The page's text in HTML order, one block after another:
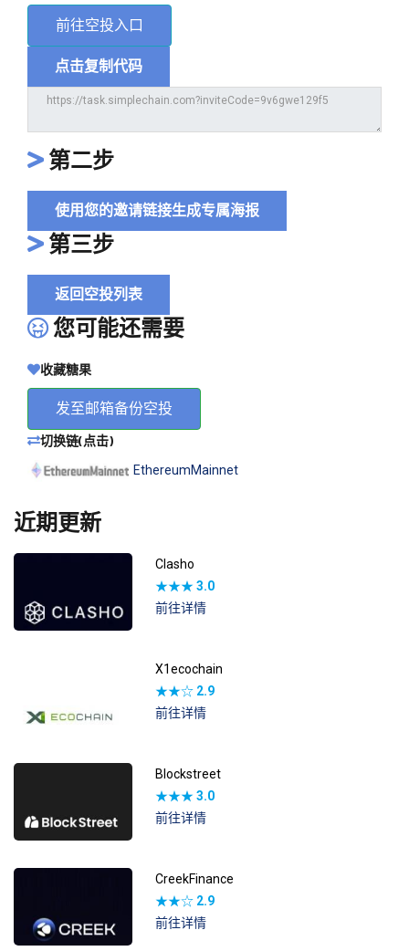
前往空投入口
点击复制代码
第二步
使用您的邀请链接生成专属海报
第三步
返回空投列表
您可能还需要
收藏糖果
发至邮箱备份空投
切换链(点击)
EthereumMainnet
近期更新
Clasho
★★★3.0
前往详情
X1ecochain
★★☆ 2.9
前往详情
Blockstreet
★★★3.0
前往详情
CreekFinance
★★☆ 2.9
前往详情